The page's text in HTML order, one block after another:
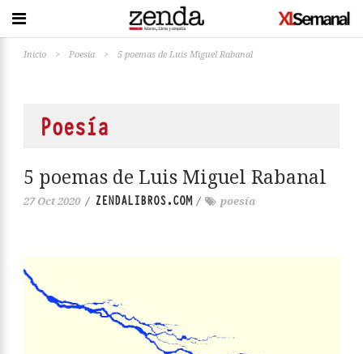
Inicio > Poesía > 5 poemas de Luis Miguel Rabanal
Poesía
5 poemas de Luis Miguel Rabanal
27 Oct 2020 / ZENDALIBROS.COM/ poesía